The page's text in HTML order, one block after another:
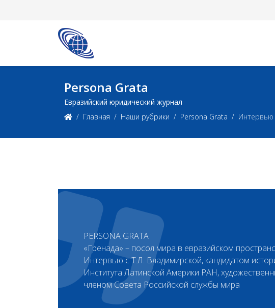
Persona Grata
Евразийский юридический журнал
Главная
Наши рубрики Persona Grata Интервью
PERSONA GRATA
«Гренада» – посол мира в евразийском
Интервью с Т.Л. Владимирской, кандидатом
Института Латинской Америки РАН,
членом Совета Российской службы мира